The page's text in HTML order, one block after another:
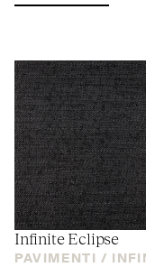
Infinite Eclipse
PAVIMENTI /